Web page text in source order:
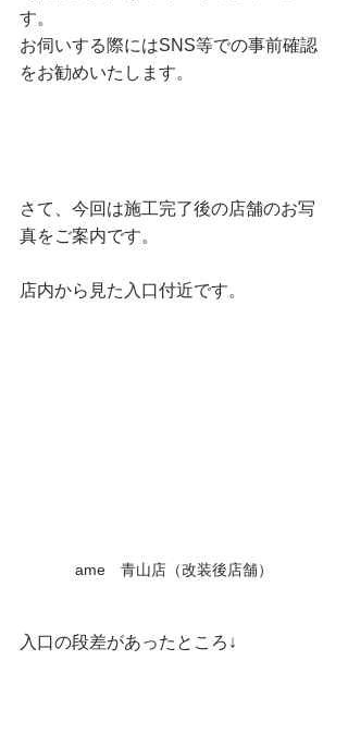
す。
お伺いする際にはSNS等での事前確認
をお勧めいたします。
さて、今回は施工完了後の店舗のお写
真をご案内です。
店内から見た入口付近です。
ame　青山店（改装後店舗）
入口の段差があったところ↓